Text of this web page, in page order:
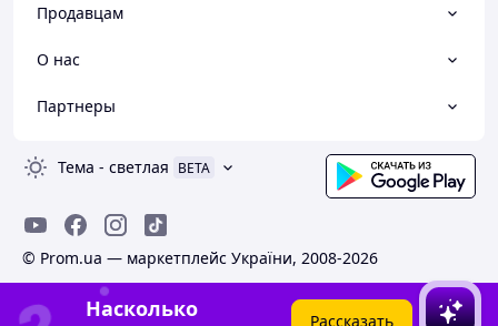
Продавцам
О нас
Партнеры
Тема - светлая BETA
© Prom.ua — маркетплейс України, 2008-2026
Насколько
Рассказать